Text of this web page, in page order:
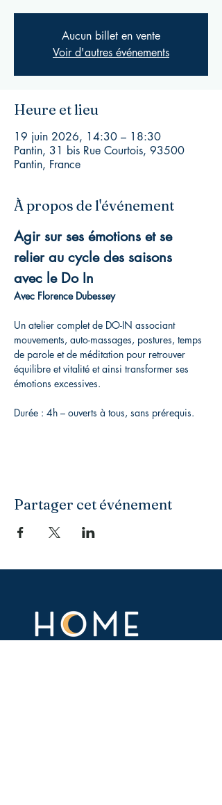
Aucun billet en vente
Voir d'autres événements
Heure et lieu
19 juin 2026, 14:30 – 18:30
Pantin, 31 bis Rue Courtois, 93500
Pantin, France
À propos de l'événement
Agir sur ses émotions et se
relier au cycle des saisons
avec le Do In
Avec Florence Dubessey
Un atelier complet de DO-IN associant
mouvements, auto-massages, postures, temps
de parole et de méditation pour retrouver
équilibre et vitalité et ainsi transformer ses
émotions excessives.
Durée : 4h – ouverts à tous, sans prérequis.
Partager cet événement